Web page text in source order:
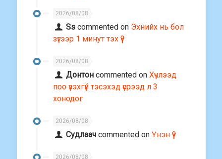
2026/08/08
Ss commented on Эхнийх нь бол
зүгээр 1 минут тэх үү?
2026/08/08
Донтон commented onХүчлээд
поо үзэхгүй тэсэхэд үсрээд л 3
хонодог
2026/08/08
Судлаач commented onҮнэн үү?
2026/08/08